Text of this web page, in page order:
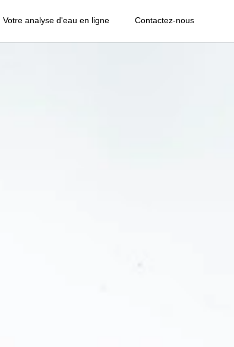
Votre analyse d'eau en ligne Contactez-nous